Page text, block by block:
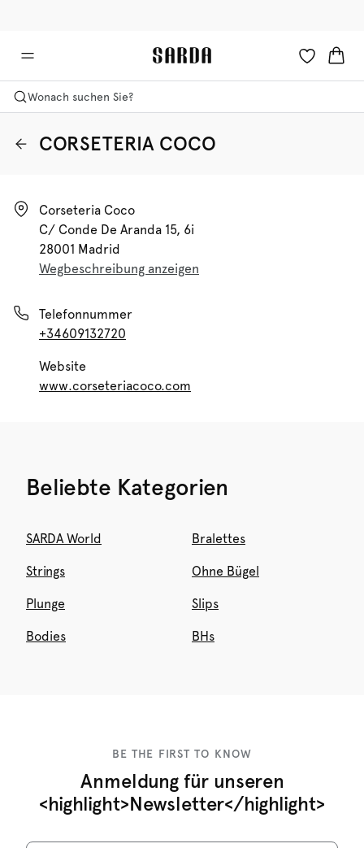
Wonach suchen Sie?
CORSETERIA COCO
Corseteria Coco
C/ Conde De Aranda 15, 6i
28001 Madrid
Wegbeschreibung anzeigen
Telefonnummer
+34609132720
Website
www.corseteriacoco.com
Beliebte Kategorien
SARDA World Bralettes
Strings Ohne Bügel
Plunge Slips
Bodies BHs
BE THE FIRST TO KNOW
Anmeldung für unseren
<highlight>Newsletter</highlight>